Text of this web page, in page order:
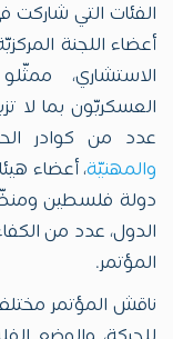
الفئات التي شاركت
أعضاء اللجنة
الاستشاري،
عدد من كوادر
والمهنيّة، أعضاء
دولة فلسطين
المؤتمر.
ناقش المؤتمر